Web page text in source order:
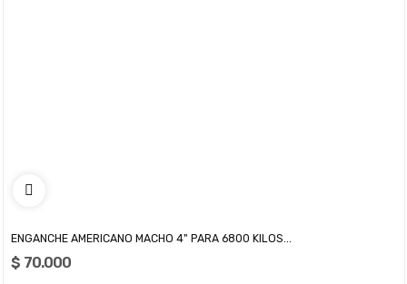
ENGANCHE AMERICANO MACHO 4" PARA 6800 KILOS...
$ 70.000